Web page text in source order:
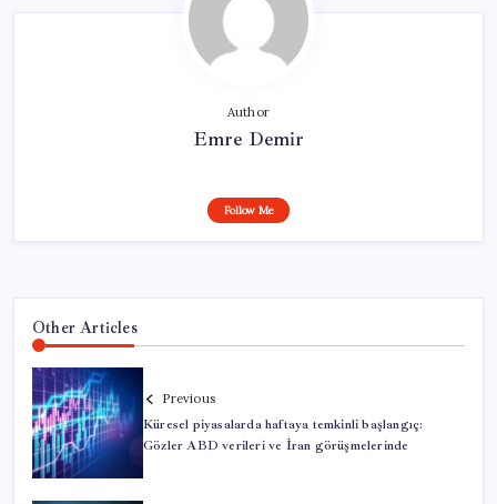
Author
Emre Demir
Follow Me
Other Articles
Previous
Küresel piyasalarda haftaya temkinli başlangıç:
Gözler ABD verileri ve İran görüşmelerinde